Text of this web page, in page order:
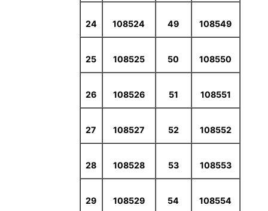
108549
49
108524
24
108550
50
108525
25
108551
51
108526
26
108552
52
108527
27
108553
53
108528
28
108554
54
108529
29